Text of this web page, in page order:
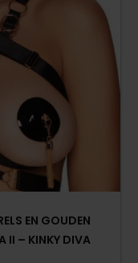
EN GOUDEN
II – KINKY DIVA